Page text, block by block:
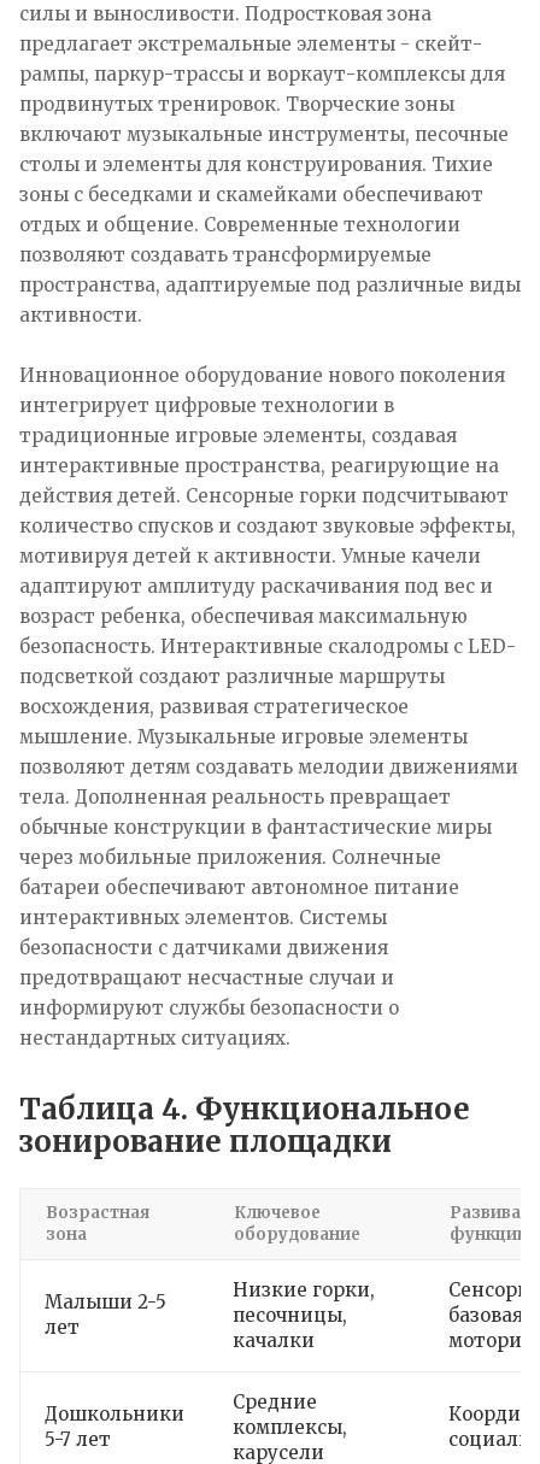
силы и выносливости. Подростковая зона
предлагает экстремальные элементы - скейт-
рампы, паркур-трассы и воркаут-комплексы для
продвинутых тренировок. Творческие зоны
включают музыкальные инструменты, песочные
столы и элементы для конструирования. Тихие
зоны с беседками и скамейками обеспечивают
отдых и общение. Современные технологии
позволяют создавать трансформируемые
пространства, адаптируемые под различные виды
активности.
Инновационное оборудование нового поколения
интегрирует цифровые технологии в
традиционные игровые элементы, создавая
интерактивные пространства, реагирующие на
действия детей. Сенсорные горки подсчитывают
количество спусков и создают звуковые эффекты,
мотивируя детей к активности. Умные качели
адаптируют амплитуду раскачивания под вес и
возраст ребенка, обеспечивая максимальную
безопасность. Интерактивные скалодромы с LED-
подсветкой создают различные маршруты
восхождения, развивая стратегическое
мышление. Музыкальные игровые элементы
позволяют детям создавать мелодии движениями
тела. Дополненная реальность превращает
обычные конструкции в фантастические миры
через мобильные приложения. Солнечные
батареи обеспечивают автономное питание
интерактивных элементов. Системы
безопасности с датчиками движения
предотвращают несчастные случаи и
информируют службы безопасности о
нестандартных ситуациях.
Таблица 4. Функциональное
зонирование площадки
Возрастная
зона
Ключевое
оборудование
функции
Малыши 2-5
лет
Низкие горки,
песочницы,
качалки
базовая
Дошкольники
5-7 лет
Средние
комплексы,
карусели